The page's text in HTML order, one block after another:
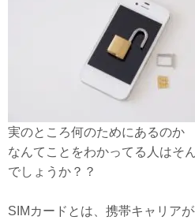
実のところ何のためにあるの
なんてことをわかってる人はそ
でしょうか？？
SIMカードとは、携帯キャリア